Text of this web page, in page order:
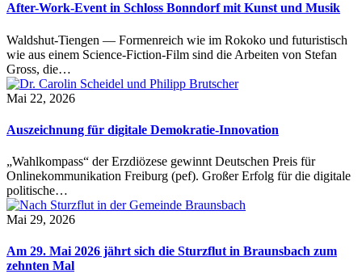
After-Work-Event in Schloss Bonndorf mit Kunst und Musik
Waldshut-Tiengen — Formenreich wie im Rokoko und futuristisch
wie aus einem Science-Fiction-Film sind die Arbeiten von Stefan
Gross, die…
Mai 22, 2026
Auszeichnung für digitale Demokratie-Innovation
„Wahlkompass“ der Erzdiözese gewinnt Deutschen Preis für
Onlinekommunikation Freiburg (pef). Großer Erfolg für die digitale
politische…
Mai 29, 2026
Am 29. Mai 2026 jährt sich die Sturzflut in Braunsbach zum
zehnten Mal